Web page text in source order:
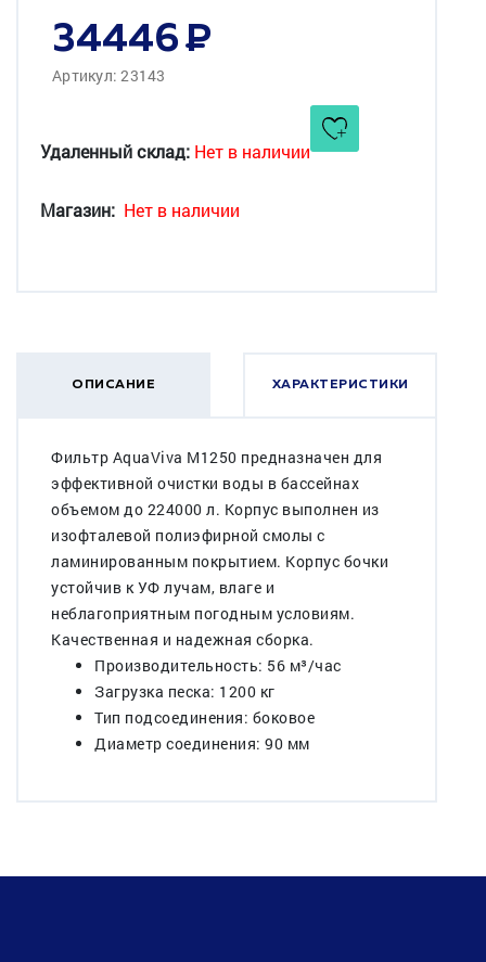
34446
Артикул: 23143
Удаленный склад: Нет в наличии
Магазин: Нет в наличии
ОПИСАНИЕ ХАРАКТЕРИСТИКИ
Фильтр AquaViva M1250 предназначен для
эффективной очистки воды в бассейнах
объемом до 224000 л. Корпус выполнен из
изофталевой полиэфирной смолы с
ламинированным покрытием. Корпус бочки
устойчив к УФ лучам, влаге и
неблагоприятным погодным условиям.
Качественная и надежная сборка.
Производительность: 56 м³/час
Загрузка песка: 1200 кг
Тип подсоединения: боковое
Диаметр соединения: 90 мм